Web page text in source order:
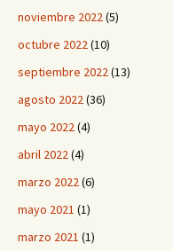
noviembre 2022(5)
octubre 2022(10)
septiembre 2022(13)
agosto 2022(36)
mayo 2022(4)
abril 2022(4)
marzo 2022(6)
mayo 2021 (1)
marzo 2021 (1)